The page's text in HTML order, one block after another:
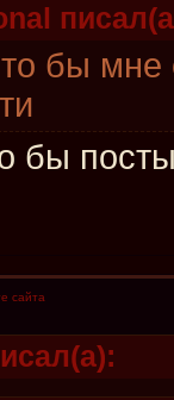
бы мне
бы
сайта